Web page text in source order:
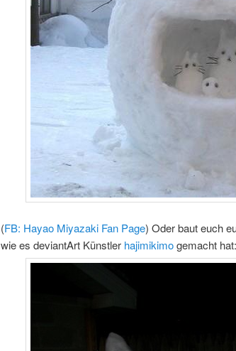
(FB: Hayao Miyazaki Fan Page) Oder baut euch
wie es deviantArt Künstler hajimikimogemacht hat: